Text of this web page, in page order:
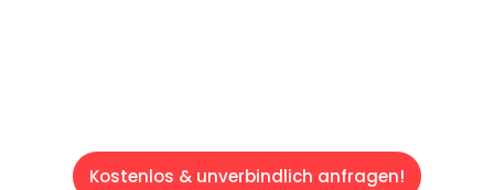
Kostenlos & unverbindlich anfragen!